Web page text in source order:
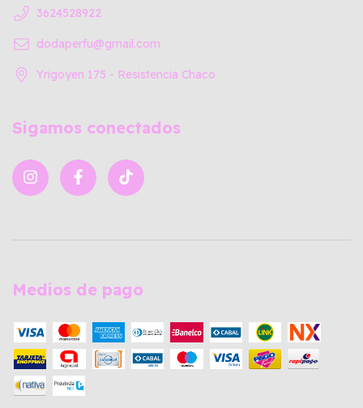
3624528922
dodaperfu@gmail.com
Yrigoyen 175 - Resistencia Chaco
Sigamos conectados
Medios de pago